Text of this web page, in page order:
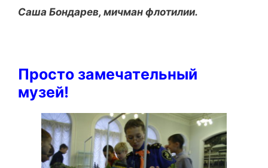
Саша Бондарев, мичман флотилии.
Просто замечательный
музей!